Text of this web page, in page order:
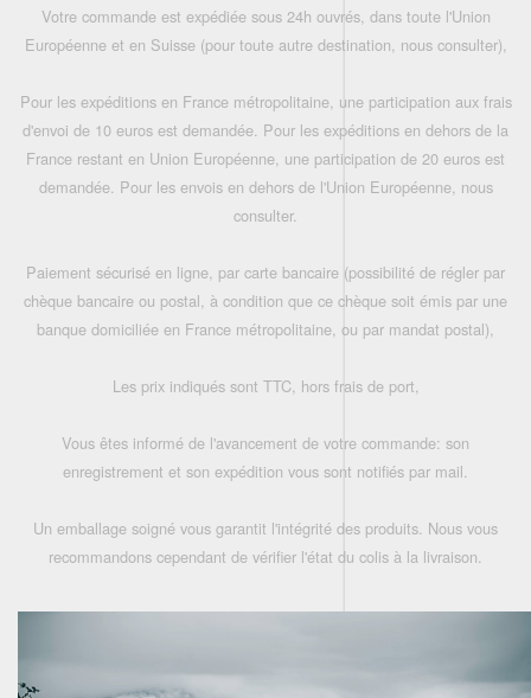
Votre commande est expédiée sous 24h ouvrés, dans toute l'Union
Européenne et en Suisse (pour toute autre destination, nous consulter),
Pour les expéditions en France métropolitaine, une participation aux frais
d'envoi de 10 euros est demandée. Pour les expéditions en dehors de la
France restant en Union Européenne, une participation de 20 euros est
demandée. Pour les envois en dehors de l'Union Européenne, nous
consulter.
Paiement sécurisé en ligne, par carte bancaire (possibilité de régler par
chèque bancaire ou postal, à condition que ce chèque soit émis par une
banque domiciliée en France métropolitaine, ou par mandat postal),
Les prix indiqués sont TTC, hors frais de port,
Vous êtes informé de l'avancement de votre commande: son
enregistrement et son expédition vous sont notifiés par mail.
Un emballage soigné vous garantit l'intégrité des produits. Nous vous
recommandons cependant de vérifier l'état du colis à la livraison.